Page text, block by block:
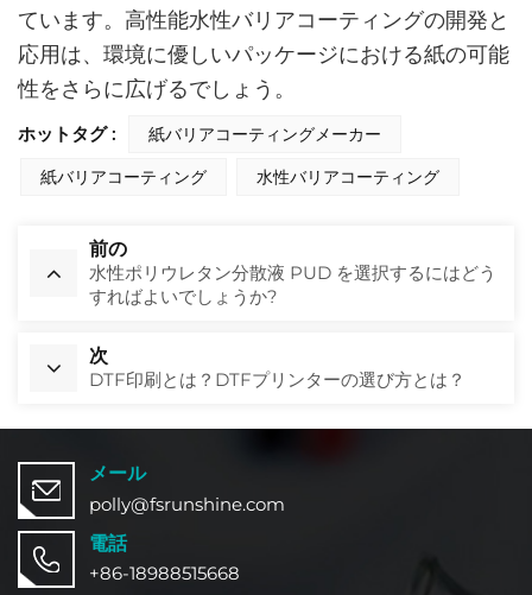
ています。高性能水性バリアコーティングの開発と
応用は、環境に優しいパッケージにおける紙の可能
性をさらに広げるでしょう。
ホットタグ :
紙バリアコーティングメーカー
紙バリアコーティング
水性バリアコーティング
前の
水性ポリウレタン分散液 PUD を選択するにはどう
すればよいでしょうか?
次
DTF印刷とは？DTFプリンターの選び方とは？
メール
polly@fsrunshine.com
電話
+86-18988515668